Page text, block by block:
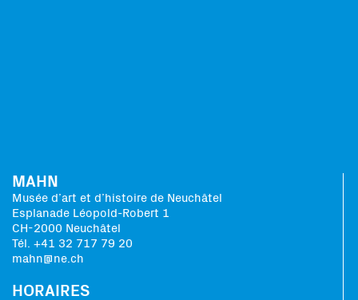
MAHN
Musée d’art et d’histoire de Neuchâtel
Esplanade Léopold-Robert 1
CH-2000 Neuchâtel
Tél. +41 32 717 79 20
mahn@ne.ch
HORAIRES